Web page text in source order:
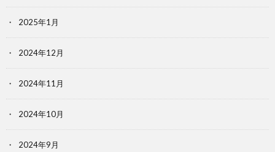
2025年1月
2024年12月
2024年11月
2024年10月
2024年9月